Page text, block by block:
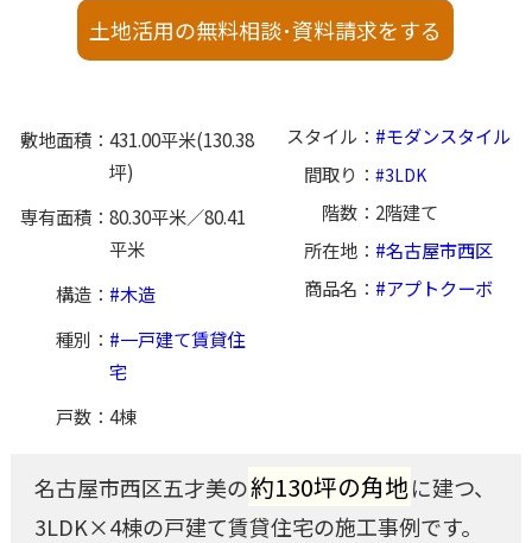
土地活用の無料相談･資料請求をする
敷地面積
431.00平米(130.38
坪)
専有面積
80.30平米／80.41
平米
構造
木造
種別
一戸建て賃貸住
宅
戸数
4棟
スタイル
モダンスタイル
間取り
3LDK
階数
2階建て
所在地
名古屋市西区
商品名
アプトクーボ
名古屋市西区五才美の約130坪の角地に建つ、
3LDK×4棟の戸建て賃貸住宅の施工事例です。